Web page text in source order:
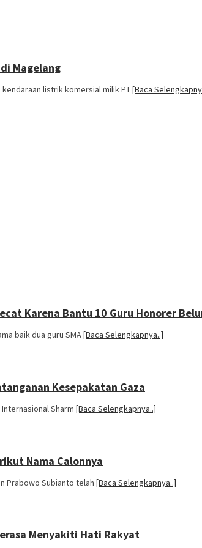
Magelang
listrik komersial milik PT[Baca
Karena Bantu 10 Guru Honorer
baik dua guru SMA[Baca Selengkapnya..]
Kesepakatan Gaza
Sharm [Baca Selengkapnya..]
Nama Calonnya
Prabowo Subianto telah [Baca Selengkapnya..]
Menyakiti Hati Rakyat